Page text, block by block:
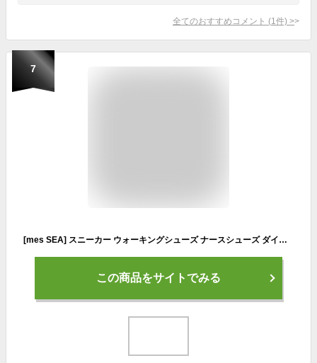
全てのおすすめコメント (1 件) >
7
[mes SEA] スニーカー ウォーキングシューズ ナースシューズ ダイエットシューズ 厚底 レディース 24.0cm 黒
この商品をサイトでみる